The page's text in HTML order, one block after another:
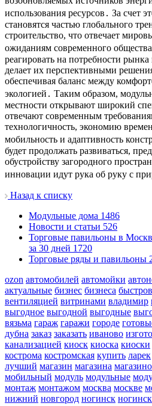
использования ресурсов․ За счет
становятся частью глобального
строительство, что отвечает
ожиданиям современного
реагировать на потребности
делает их перспективными
обеспечивая баланс между
экологией․ Таким образом,
местности открывают широкий
отвечают современным
технологичность, экономию
мобильность и адаптивность
будет продолжать развиваться,
обустройству загородного
инновации идут рука об руку с
Назад к списку
Модульные дома 1486
Новости и статьи 526
Торговые павильоны в
за 30 дней 1720
Торговые ряды и павильоны
ozon автомобилей автомойки
актуальные бизнес бизнеса
вентиляцией витринами владимир
выгодное выгодной выгодные
вязьма гараж гаражи городе
дубна заказ заказать иваново
канализацией киоск киоска киоски
кострома костромская купить ларек
лучший магазин магазина
мобильный модуль модульные
монтаж монтажом москва москве
нижний новгород ногинск